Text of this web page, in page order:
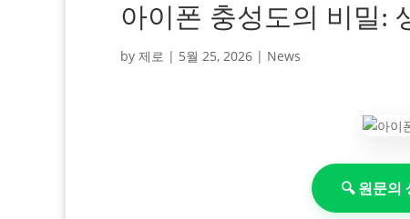
아이폰 충성도의 비밀:
by 제로 | 5월 25, 2026 | News
🔍 원문의